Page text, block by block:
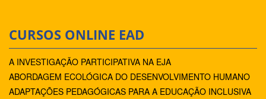
CURSOS ONLINE EAD
A INVESTIGAÇÃO PARTICIPATIVA NA EJA
ABORDAGEM ECOLÓGICA DO DESENVOLVIMENTO HUMANO
ADAPTAÇÕES PEDAGÓGICAS PARA A EDUCAÇÃO INCLUSIVA